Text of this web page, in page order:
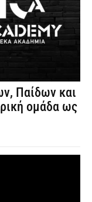
Παίδων και
ομάδα ως